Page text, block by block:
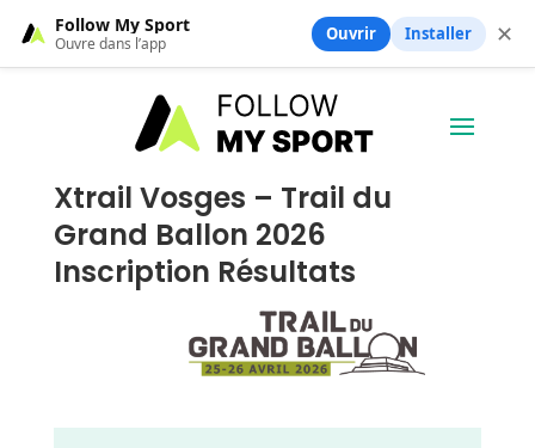
Xtrail Vosges – Trail du
Grand Ballon 2026
Inscription Résultats
Follow My Sport
Ouvre dans l’app Ouvrir Installer ✕